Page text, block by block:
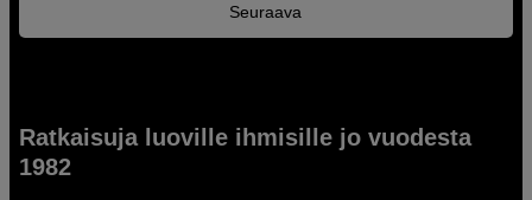
Seuraava
Ratkaisuja luoville ihmisille jo vuodesta
1982